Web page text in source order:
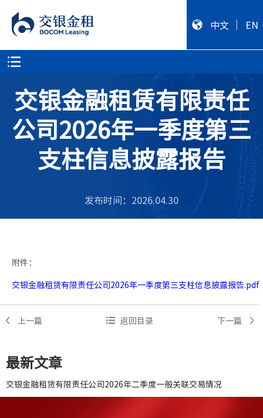
中文 EN
交银金融租赁有限责任
公司2026年一季度第三
支柱信息披露报告
发布时间：2026.04.30
附件：
交银金融租赁有限责任公司2026年一季度第三支柱信息披露报告.pdf
上一篇 返回目录 下一篇
最新文章
交银金融租赁有限责任公司2026年二季度一般关联交易情况